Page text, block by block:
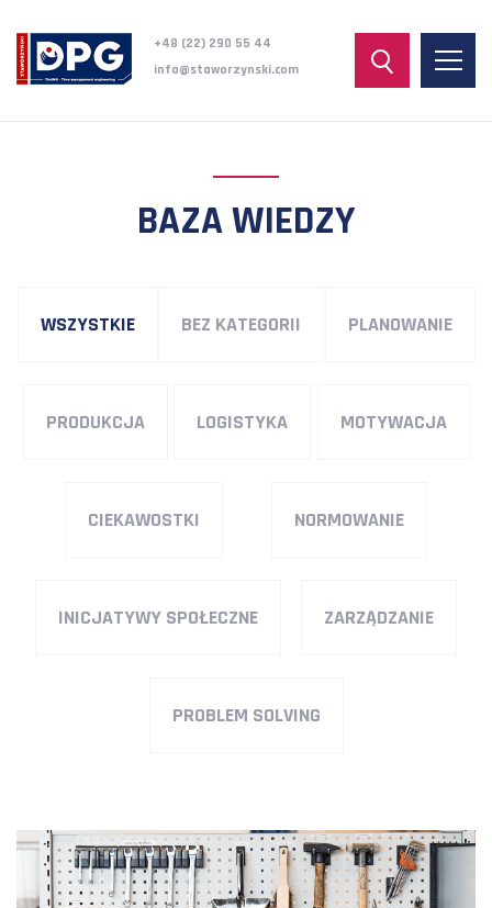
+48 (22) 290 55 44
info@staworzynski.com
BAZA WIEDZY
WSZYSTKIE BEZ KATEGORII PLANOWANIE
PRODUKCJA LOGISTYKA MOTYWACJA
CIEKAWOSTKI NORMOWANIE
INICJATYWY SPOŁECZNE ZARZĄDZANIE
PROBLEM SOLVING